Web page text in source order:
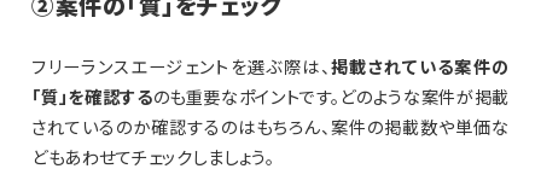
フリーランスエージェントを選ぶ際は、掲載されている案件の
「質」を確認するのも重要なポイントです。どのような案件が掲載
されているのか確認するのはもちろん、案件の掲載数や単価な
どもあわせてチェックしましょう。